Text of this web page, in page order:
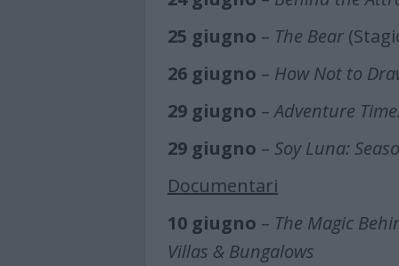
25 giugno – The Bear
26 giugno – How Not to
29 giugno –Adventure
29 giugno – Soy Luna:
Documentari
10 giugno – The Magic
Villas & Bungalows